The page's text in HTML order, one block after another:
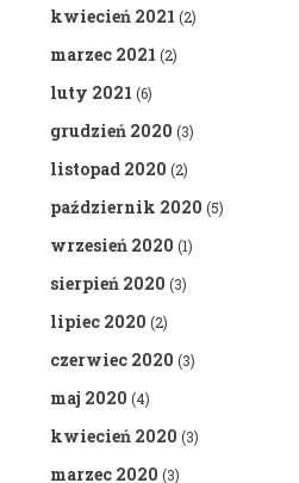
kwiecień 2021 (2)
marzec 2021 (2)
luty 2021 (6)
grudzień 2020 (3)
listopad 2020 (2)
październik 2020 (5)
wrzesień 2020 (1)
sierpień 2020 (3)
lipiec 2020 (2)
czerwiec 2020 (3)
maj 2020 (4)
kwiecień 2020 (3)
marzec 2020 (3)